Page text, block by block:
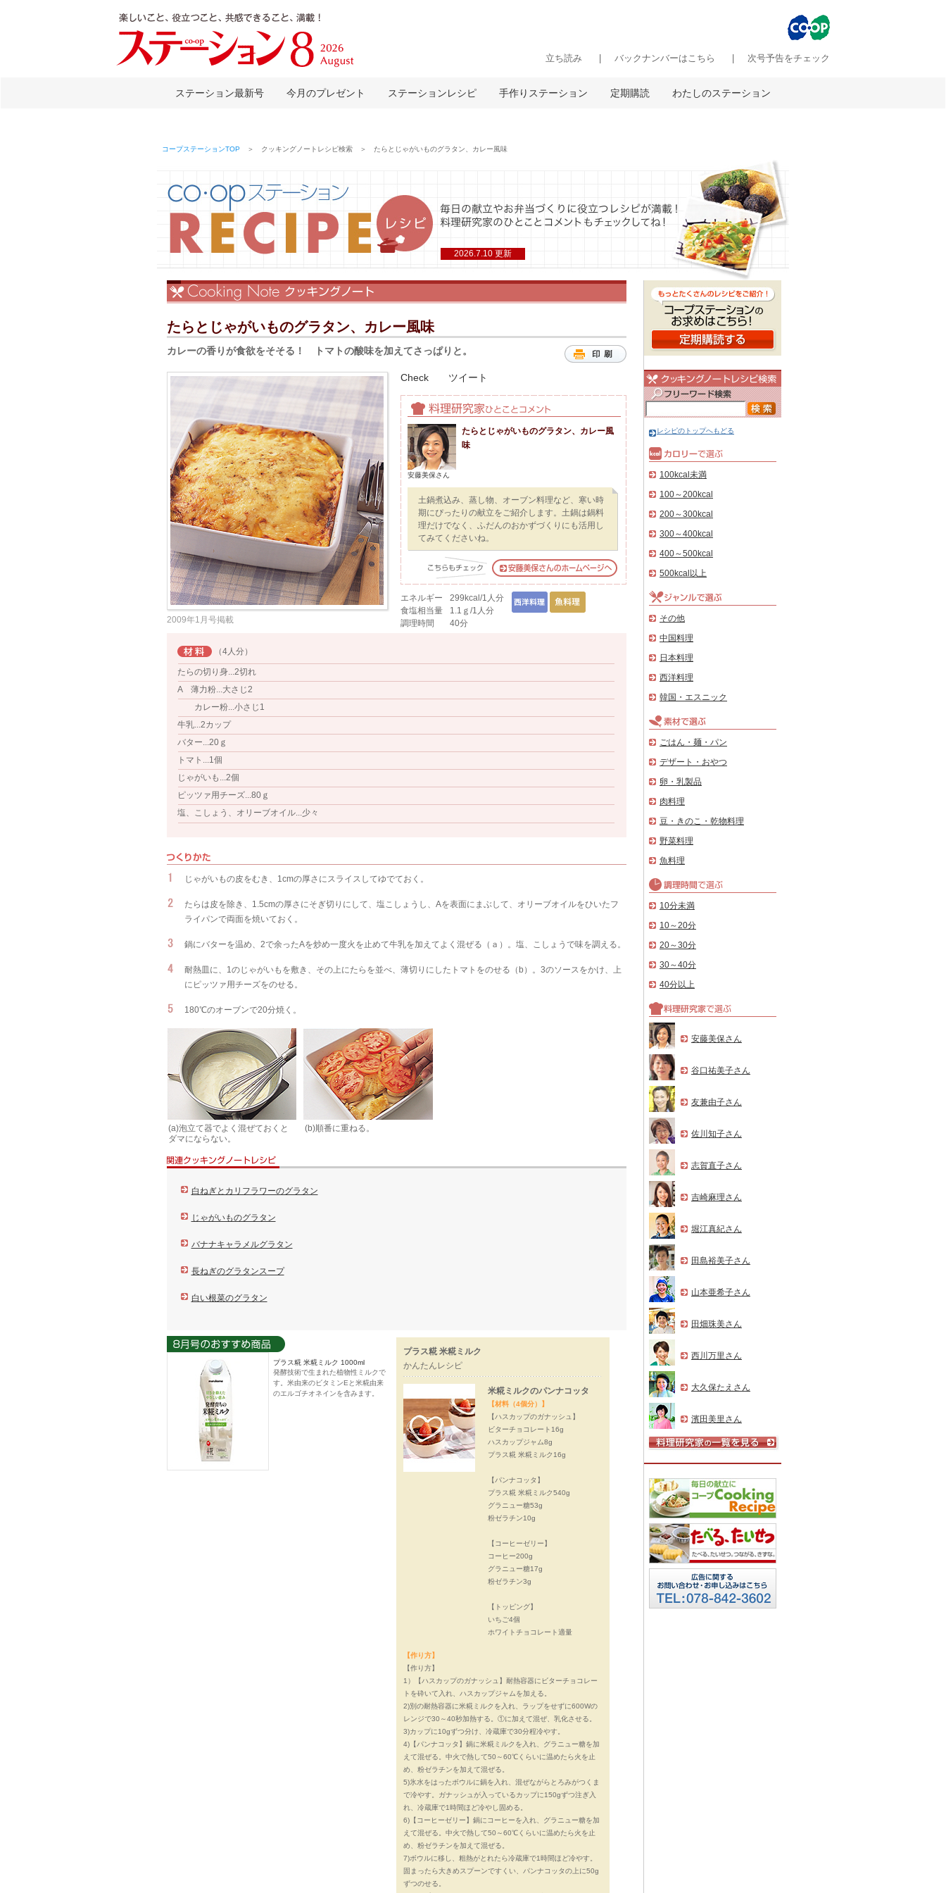
立ち読み バックナンバーはこちら 次号予告をチェック
ステーション最新号 今月のプレゼント ステーションレシピ 手作りステーション 定期購読 わたしのステーション
コープステーションTOP ＞ クッキングノートレシピ検索 ＞ たらとじゃがいものグラタン、カレー風味
2026.7.10 更新
たらとじゃがいものグラタン、カレー風味
カレーの香りが食欲をそそる！ トマトの酸味を加えてさっぱりと。
2009年1月号掲載
Check ツイート
安藤美保さん
たらとじゃがいものグラタン、カレー風
味
土鍋煮込み、蒸し物、オーブン料理など、寒い時
期にぴったりの献立をご紹介します。土鍋は鍋料
理だけでなく、ふだんのおかずづくりにも活用し
てみてくださいね。
エネルギー
299kcal/1人分
食塩相当量
1.1ｇ/1人分
調理時間
40分
（4人分）
たらの切り身...2切れ
A 薄力粉...大さじ2
カレー粉...小さじ1
牛乳...2カップ
バター...20ｇ
トマト...1個
じゃがいも...2個
ピッツァ用チーズ...80ｇ
塩、こしょう、オリーブオイル...少々
じゃがいもの皮をむき、1cmの厚さにスライスしてゆでておく。
たらは皮を除き、1.5cmの厚さにそぎ切りにして、塩こしょうし、Aを表面にまぶして、オリーブオイルをひいたフ
ライパンで両面を焼いておく。
鍋にバターを温め、2で余ったAを炒め一度火を止めて牛乳を加えてよく混ぜる（ａ）。塩、こしょうで味を調える。
耐熱皿に、1のじゃがいもを敷き、その上にたらを並べ、薄切りにしたトマトをのせる（b）。3のソースをかけ、上
にピッツァ用チーズをのせる。
180℃のオーブンで20分焼く。
(a)泡立て器でよく混ぜておくと
ダマにならない。
(b)順番に重ねる。
白ねぎとカリフラワーのグラタン
じゃがいものグラタン
バナナキャラメルグラタン
長ねぎのグラタンスープ
白い根菜のグラタン
プラス糀 米糀ミルク 1000ml
発酵技術で生まれた植物性ミルクで
す。米由来のビタミンEと米糀由来
のエルゴチオネインを含みます。
プラス糀 米糀ミルク
かんたんレシピ
米糀ミルクのパンナコッタ
【材料（4個分）】
【ハスカップのガナッシュ】
ビターチョコレート16g
ハスカップジャム8g
プラス糀 米糀ミルク16g
【パンナコッタ】
プラス糀 米糀ミルク540g
グラニュー糖53g
粉ゼラチン10g
【コーヒーゼリー】
コーヒー200g
グラニュー糖17g
粉ゼラチン3g
【トッピング】
いちご4個
ホワイトチョコレート適量
【作り方】
【作り方】
1）【ハスカップのガナッシュ】耐熱容器にビターチョコレー
トを砕いて入れ、ハスカップジャムを加える。
2)別の耐熱容器に米糀ミルクを入れ、ラップをせずに600Wの
レンジで30～40秒加熱する。①に加えて混ぜ、乳化させる。
3)カップに10gずつ分け、冷蔵庫で30分程冷やす。
4)【パンナコッタ】鍋に米糀ミルクを入れ、グラニュー糖を加
えて混ぜる。中火で熱して50～60℃くらいに温めたら火を止
め、粉ゼラチンを加えて混ぜる。
5)氷水をはったボウルに鍋を入れ、混ぜながらとろみがつくま
で冷やす。ガナッシュが入っているカップに150gずつ注ぎ入
れ、冷蔵庫で1時間ほど冷やし固める。
6)【コーヒーゼリー】鍋にコーヒーを入れ、グラニュー糖を加
えて混ぜる。中火で熱して50～60℃くらいに温めたら火を止
め、粉ゼラチンを加えて混ぜる。
7)ボウルに移し、粗熱がとれたら冷蔵庫で1時間ほど冷やす。
固まったら大きめスプーンですくい、パンナコッタの上に50g
ずつのせる。
レシピのトップへもどる
100kcal未満
100～200kcal
200～300kcal
300～400kcal
400～500kcal
500kcal以上
その他
中国料理
日本料理
西洋料理
韓国・エスニック
ごはん・麺・パン
デザート・おやつ
卵・乳製品
肉料理
豆・きのこ・乾物料理
野菜料理
魚料理
10分未満
10～20分
20～30分
30～40分
40分以上
安藤美保さん
谷口祐美子さん
友兼由子さん
佐川知子さん
志賀直子さん
吉崎麻理さん
堀江真紀さん
田島裕美子さん
山本亜希子さん
田畑珠美さん
西川万里さん
大久保たえさん
濱田美里さん